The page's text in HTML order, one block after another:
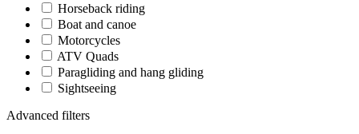
Horseback riding
Boat and canoe
Motorcycles
ATV Quads
Paragliding and hang gliding
Sightseeing
Advanced filters